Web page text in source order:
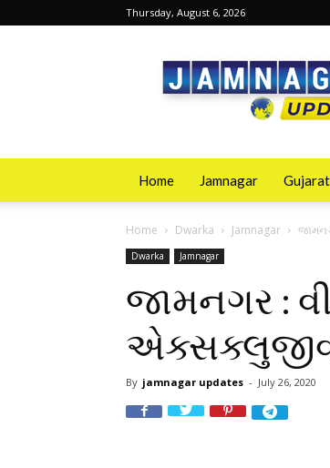
Thursday, August 6, 2026
Jamnagarupdates
Home Jamnagar Gujarat
Home Dwarka Jamnagar
Dwarka Jamnagar
જામનગર :
By jamnagar updates - July 26, 2020